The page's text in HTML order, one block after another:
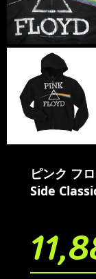
ピンク フ
Side